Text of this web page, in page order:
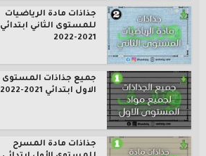
جذاذات مادة الرياضيات
للمستوى الثاني ابتدائي
2021-2022
جميع جذاذات المستوى
الاول ابتدائي 2021-2022
جذاذات مادة المسرح